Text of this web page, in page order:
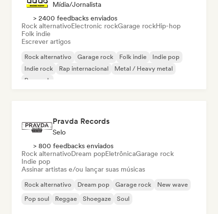
Mídia/Jornalista
> 2400 feedbacks enviados
Rock alternativoElectronic rockGarage rockHip-hop
Folk indie
Escrever artigos
Rock alternativo Garage rock Folk indie
Indie pop
Indie rock
Rap internacional
Metal / Heavy metal
Pop rock
Pravda Records
Selo
> 800 feedbacks enviados
Rock alternativoDream popEletrônicaGarage rock
Indie pop
Assinar artistas e/ou lançar suas músicas
Rock alternativo Dream pop Garage rock
New wave
Pop soul
Reggae Shoegaze Soul